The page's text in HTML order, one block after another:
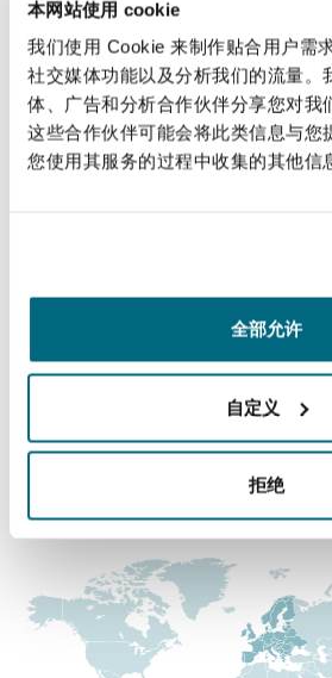
本网站使用 cookie
我们使用 Cookie 来制作贴合用户需
社交媒体功能以及分析我们的流量。
体、广告和分析合作伙伴分享您对我
这些合作伙伴可能会将此类信息与您
您使用其服务的过程中收集的其他信
全部允许
自定义
拒绝
Marine
Property
Specialty
加坡
尼
特利尔
泽西
兰治县
尼克斯
堡
兹
敦
德里
彻斯特，新贝利广场2号
estate sectors and the
financing and leasing of
aircraft and engines.
直线
伦敦，圣伯托尔夫大厦
+44 (0) 20 7876 5000
+44 (0) 20 7876 5111
涵盖的办公室和地区